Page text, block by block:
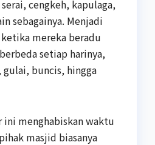
cengkeh, kapulaga,
sebagainya. Menjadi
mereka beradu
setiap harinya,
buncis, hingga
menghabiskan waktu
masjid biasanya